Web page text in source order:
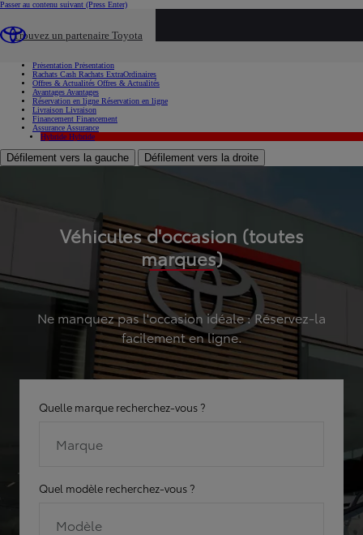
Passer au contenu suivant (Press Enter)
Trouvez un partenaire Toyota
Présentation Présentation
Rachats Cash Rachats ExtraOrdinaires
Offres & Actualités Offres & Actualités
Avantages Avantages
Réservation en ligne Réservation en ligne
Livraison Livraison
Financement Financement
Assurance Assurance
Hybride Hybride
Défilement vers la gauche Défilement vers la droite
Véhicules d'occasion (toutes
marques)
Ne manquez pas l'occasion idéale : Réservez-la
facilement en ligne.
Quelle marque recherchez-vous ?
Marque
Quel modèle recherchez-vous ?
Modèle